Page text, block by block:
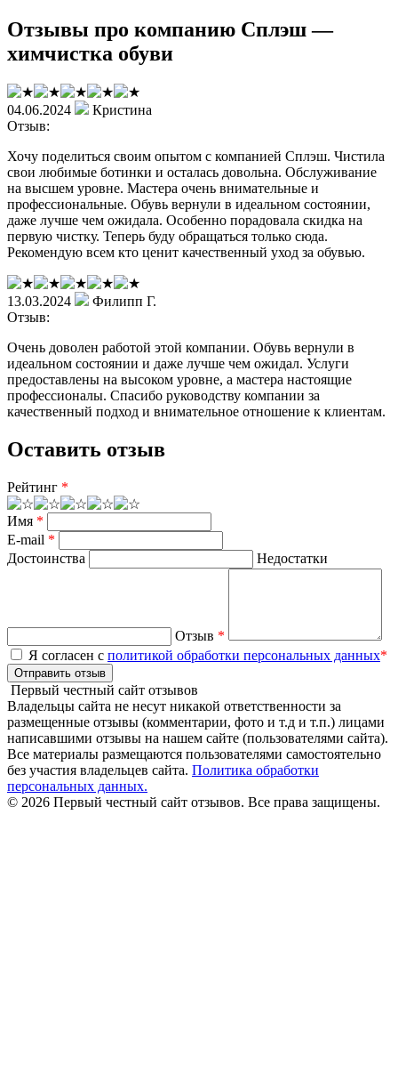
Отзывы про компанию Сплэш —
химчистка обуви
04.06.2024
Кристина
Отзыв:
Хочу поделиться своим опытом с компанией Сплэш. Чистила
свои любимые ботинки и осталась довольна. Обслуживание
на высшем уровне. Мастера очень внимательные и
профессиональные. Обувь вернули в идеальном состоянии,
даже лучше чем ожидала. Особенно порадовала скидка на
первую чистку. Теперь буду обращаться только сюда.
Рекомендую всем кто ценит качественный уход за обувью.
13.03.2024
Филипп Г.
Отзыв:
Очень доволен работой этой компании. Обувь вернули в
идеальном состоянии и даже лучше чем ожидал. Услуги
предоставлены на высоком уровне, а мастера настоящие
профессионалы. Спасибо руководству компании за
качественный подход и внимательное отношение к клиентам.
Оставить отзыв
Рейтинг *
Имя *
E-mail *
Достоинства
Недостатки
Отзыв *
Я согласен с политикой обработки персональных данных*
Отправить отзыв
Первый честный сайт отзывов
Владельцы сайта не несут никакой ответственности за
размещенные отзывы (комментарии, фото и т.д и т.п.) лицами
написавшими отзывы на нашем сайте (пользователями сайта).
Все материалы размещаются пользователями самостоятельно
без участия владельцев сайта. Политика обработки
персональных данных.
© 2026 Первый честный сайт отзывов. Все права защищены.